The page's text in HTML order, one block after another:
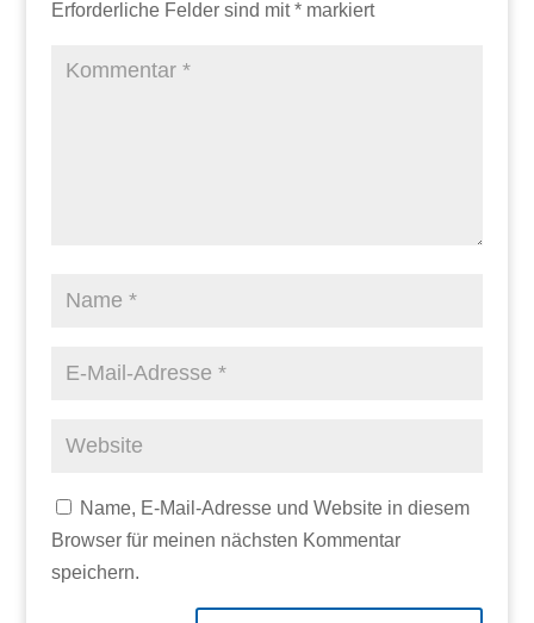
Erforderliche Felder sind mit*markiert
Name, E-Mail-Adresse und Website in diesem
Browser für meinen nächsten Kommentar
speichern.